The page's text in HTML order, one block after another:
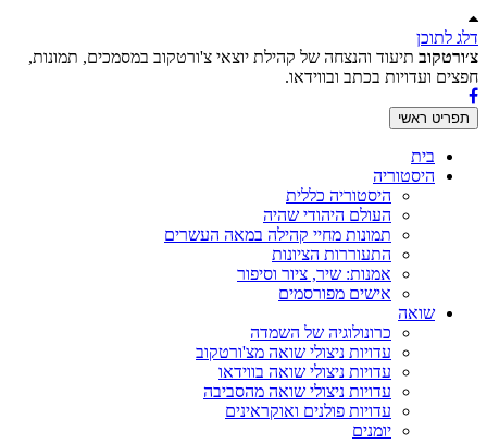
דלג לתוכן
צ׳ורטקוב תיעוד והנצחה של קהילת יוצאי צ'ורטקוב במסמכים, תמונות,
חפצים ועדויות בכתב ובווידאו.
תפריט ראשי
בית
היסטוריה
היסטוריה כללית
העולם היהודי שהיה
תמונות מחיי קהילה במאה העשרים
התעוררות הציונות
אמנות: שיר, ציור וסיפור
אישים מפורסמים
שואה
כרונולוגיה של השמדה
עדויות ניצולי שואה מצ'ורטקוב
עדויות ניצולי שואה בווידאו
עדויות ניצולי שואה מהסביבה
עדויות פולנים ואוקראינים
יומנים